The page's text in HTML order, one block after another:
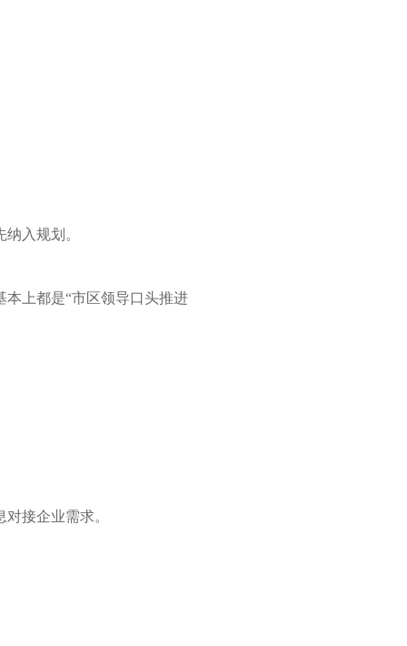
入规划。
上都是“市区领导口头推进
接企业需求。